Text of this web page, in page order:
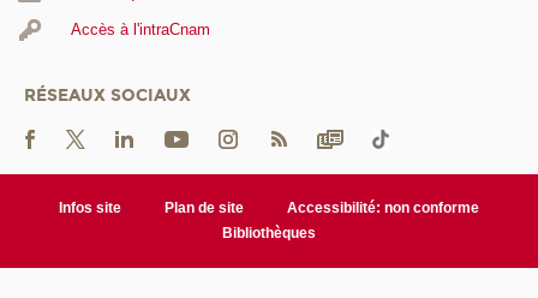
Accès à l'intraCnam
RÉSEAUX SOCIAUX
Infos site Plan de site
Accessibilité: non conforme
Bibliothèques